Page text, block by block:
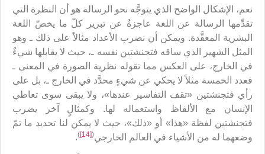
نعم، الإشكال الواضح الذي يتوجَّه نحو الرسالة هو أن النظرة التي
تقدِّمها الرسالة عن اللغة عاجزةٌ عن تبرير كلّ ما يخصّ اللغة
البشرية المعقَّدة. ويمكن أن نضرب الأعداد مثالاً على ذلك ـ وهو
المثل الشهير الذي ساقه فتجنشتين نفسه ـ، حيث لا يقابلها شيءٌ
في الخارج، على العكس مما تقوله نظرية الصورة في المعنى ـ
فعدد الخمسة مثلاً لا يحكي عن شيءٍ محدَّد في الخارج ـ، بل على
رأي فتجنشتين «تقف التفاسير عندها»، ولا يبقى سوى تعاطي
الإنسان مع الألفاظ واستعماله لها. وكمثالٍ آخر يضرب
فتجنشتين لفظة «هذا» أو «ذلك»، حيث لا يمكن لنا تحديد ما تمّ
وضعهما له من الأشياء في العالم الخارجي(
[14]
)
.